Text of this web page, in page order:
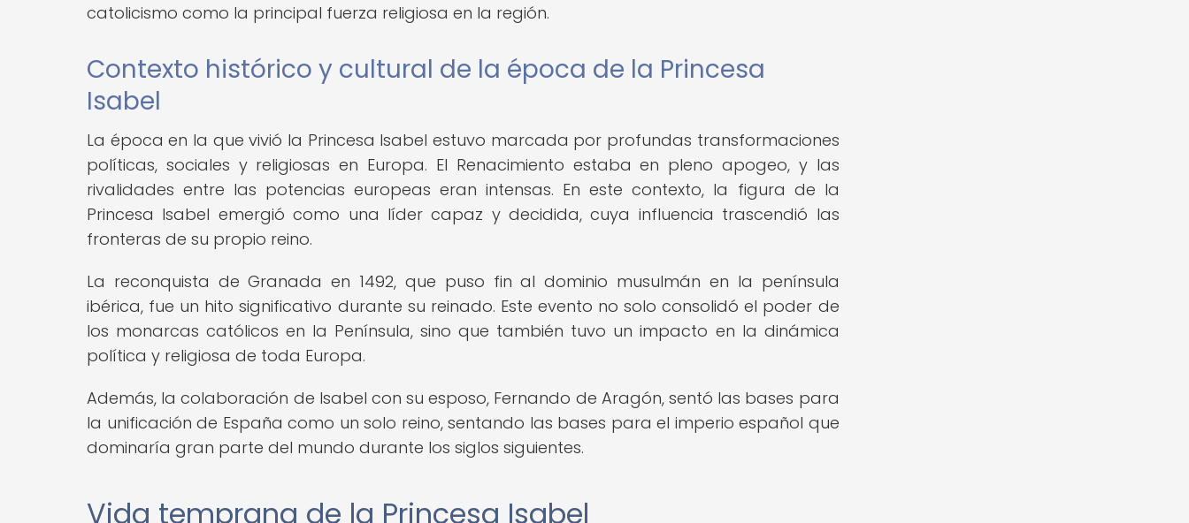
catolicismo como la principal fuerza religiosa en la región.
Contexto histórico y cultural de la época de la Princesa
Isabel
La época en la que vivió la Princesa Isabel estuvo marcada por profundas transformaciones
políticas, sociales y religiosas en Europa. El Renacimiento estaba en pleno apogeo, y las
rivalidades entre las potencias europeas eran intensas. En este contexto, la figura de la
Princesa Isabel emergió como una líder capaz y decidida, cuya influencia trascendió las
fronteras de su propio reino.
La reconquista de Granada en 1492, que puso fin al dominio musulmán en la península
ibérica, fue un hito significativo durante su reinado. Este evento no solo consolidó el poder de
los monarcas católicos en la Península, sino que también tuvo un impacto en la dinámica
política y religiosa de toda Europa.
Además, la colaboración de Isabel con su esposo, Fernando de Aragón, sentó las bases para
la unificación de España como un solo reino, sentando las bases para el imperio español que
dominaría gran parte del mundo durante los siglos siguientes.
Vida temprana de la Princesa Isabel